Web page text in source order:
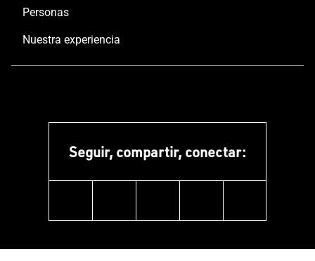
Personas
Nuestra experiencia
Seguir, compartir, conectar: